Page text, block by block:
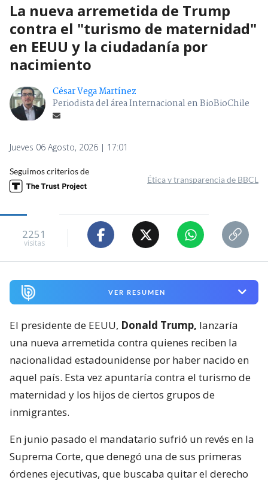
La nueva arremetida de Trump
contra el "turismo de maternidad"
en EEUU y la ciudadanía por
nacimiento
César Vega Martínez
Periodista del área Internacional en BioBioChile
Jueves 06 Agosto, 2026 | 17:01
Seguimos criterios de
Ética y transparencia de BBCL
2251
visitas
VER RESUMEN
El presidente de EEUU, Donald Trump, lanzaría
una nueva arremetida contra quienes reciben la
nacionalidad estadounidense por haber nacido en
aquel país. Esta vez apuntaría contra el turismo de
maternidad y los hijos de ciertos grupos de
inmigrantes.
En junio pasado el mandatario sufrió un revés en la
Suprema Corte, que denegó una de sus primeras
órdenes ejecutivas, que buscaba quitar el derecho